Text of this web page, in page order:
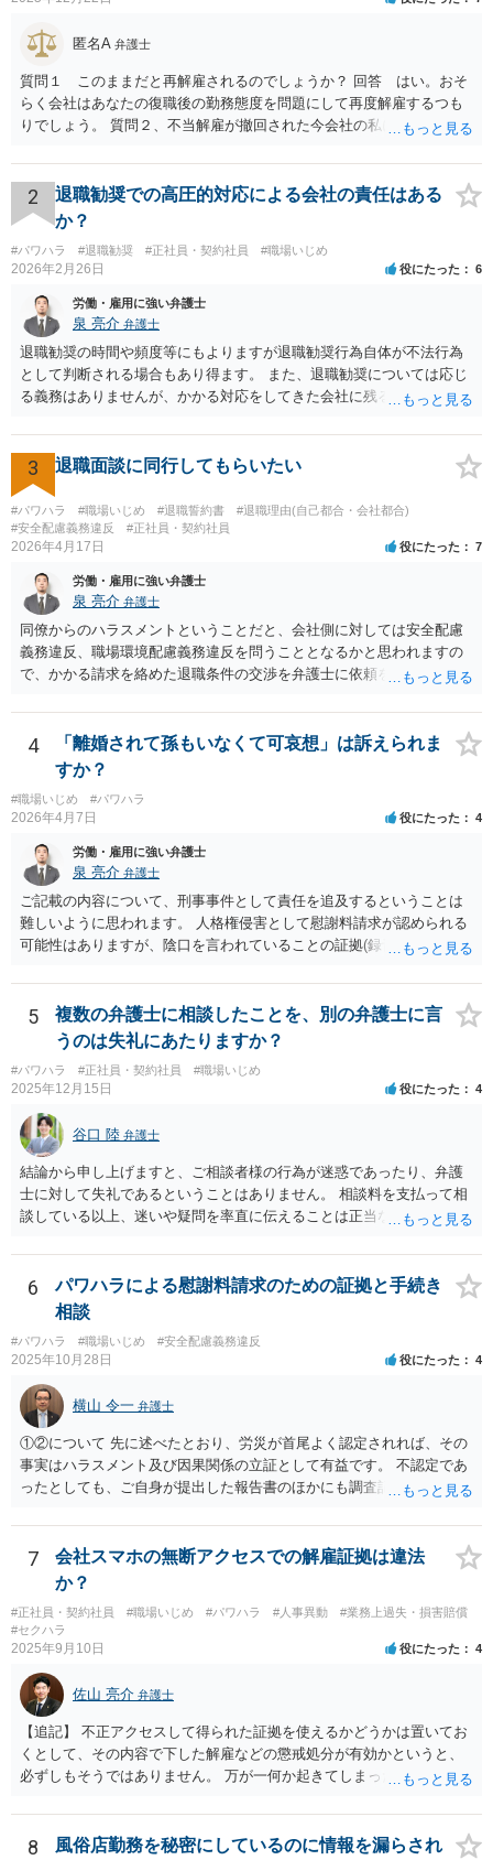
匿名A 弁護士
質問１ このままだと再解雇されるのでしょうか？ 回答 はい。おそ
らく会社はあなたの復職後の勤務態度を問題にして再度解雇するつも
りでしょう。 質問２、不当解雇が撤回された今会社の私に対する不当
をすることができるので、注意指導だけでは訴えることは難しいでし
ょう。ただ、その内容が注意指導に必要な程度を超えた「ハラスメン
ト」になっていれば、訴えることができます（不法行為に基づく損害
賠償請求訴訟）。ただし、賠償額は極めて低額でしょう。以前の解雇
の際弁護士に依頼しているのであれば、証拠収集などについてその先
生に早めに相談しておくことをお勧めします。 質問３、退職を合意と
する金銭解決を再度持ちかける事は有効ですが？ 回答 有効ではない
でしょう。一般に、会社はあなたに「自主退職」してほしいと考えて
嫌がらせをしています。ですので、「会社があなたにお金を払う」の
は抵抗するでしょう。あるいは極めて低額な解決金での退職となるで
しょう。また、自分から金銭解決を持ちかけるのは弱みを見せること
なので作戦的にもお勧めしません。「自分は絶対に辞めない！」とい
う態度を見せて、会社から金銭解決（退職勧奨による自主退職）を持
ち掛けさせるのがベストです。あらゆる交渉ごとに共通するセオリー
ですが、自分から持ち掛ければこちらの立場が弱くなり、相手から持
ち掛けさせればこちらの立場が強くなるのです。 補足 私のお勧め
は、個人で加入できる労働組合（ユニオンとか合同労組と呼ばれる労
働組合）に加入して団体交渉することです。本当は復職時に加入して
交渉できた）。ですが今からでも遅くありません。労働組合に入って
団体交渉し、その中で場合によっては金銭解決を目指すというのが良
いと思います。
2
退職勧奨での高圧的対応による会社の責任はある
か？
#パワハラ #退職勧奨 #正社員・契約社員 #職場いじめ
2026年2月26日 役にたった 6
労働・雇用に強い弁護士
泉 亮介 弁護士
退職勧奨の時間や頻度等にもよりますが退職勧奨行為自体が不法行為
として判断される場合もあり得ます。 また、退職勧奨については応じ
る義務はありませんが、かかる対応をしてきた会社に残るということ
奨に応じる代わりに金銭的な交渉をし、お金を払ってもらって会社を
辞めるということがよく行われるかと思われますので、そうした対応
も選択肢に入れても良いでしょう。 その場合、ご自身で会社と対応し
ていくことは難しいと思われますので弁護士への依頼を前提とするこ
ととなるかと思われます。
3 退職面談に同行してもらいたい
#パワハラ #職場いじめ #退職誓約書
#退職理由(自己都合・会社都合)
#安全配慮義務違反
#正社員・契約社員
2026年4月17日 役にたった 7
労働・雇用に強い弁護士
泉 亮介 弁護士
同僚からのハラスメントということだと、会社側に対しては安全配慮
義務違反、職場環境配慮義務違反を問うこととなるかと思われますの
で、かかる請求を絡めた退職条件の交渉を弁護士に依頼をされた方が
くなり全て弁護士が窓口となるため精神的な負担も軽くなるでしょ
う。
4
「離婚されて孫もいなくて可哀想」は訴えられま
すか？
#職場いじめ #パワハラ
2026年4月7日 役にたった 4
労働・雇用に強い弁護士
泉 亮介 弁護士
ご記載の内容について、刑事事件として責任を追及するということは
難しいように思われます。 人格権侵害として慰謝料請求が認められる
可能性はありますが、陰口を言われていることの証拠(録音等)が必要と
5
複数の弁護士に相談したことを、別の弁護士に言
うのは失礼にあたりますか？
#パワハラ #正社員・契約社員 #職場いじめ
2025年12月15日 役にたった 4
谷口 陸 弁護士
結論から申し上げますと、ご相談者様の行為が迷惑であったり、弁護
士に対して失礼であるということはありません。 相談料を支払って相
談している以上、迷いや疑問を率直に伝えることは正当な行為です。
に解決している中で個人を訴える案件は、法的・実務的にハードルが
高く、実益も乏しいと判断されやすいため、対応をためらう弁護士が
多いという事情があります。ただし、それを理由に怒鳴ったり感情的
に対応することは、適切とは言えません。 また、複数の弁護士に相談
すること自体も全く失礼ではありません。相性や考え方を見極めるた
めに意見を聞くことは、ごく自然なことです。 本件は「法的に可能
か」と「お気持ちの整理」との間で悩まれている状況と拝察します。
結果の見通しや実益を踏まえつつ、納得できる判断ができるよう、冷
静に話を聞いてくれる弁護士を選ばれることが大切だと思います。 少
しでもご参考になれば幸いです。
6
パワハラによる慰謝料請求のための証拠と手続き
相談
#パワハラ #職場いじめ #安全配慮義務違反
2025年10月28日 役にたった 4
横山 令一 弁護士
①②について 先に述べたとおり、労災が首尾よく認定されれば、その
事実はハラスメント及び因果関係の立証として有益です。 不認定であ
ったとしても、ご自身が提出した報告書のほかにも調査記録が残ると
請をしておくことをお勧めします。 ③について 「会社への請求を行わ
ない」という文言に上司個人を含むとは解釈しえませんので、お見込
みのとおり、上司個人への影響は考えられません。
7
会社スマホの無断アクセスでの解雇証拠は違法
か？
#正社員・契約社員 #職場いじめ #パワハラ #人事異動
#業務上過失・損害賠償
#セクハラ
2025年9月10日 役にたった 4
佐山 亮介 弁護士
【追記】 不正アクセスして得られた証拠を使えるかどうかは置いてお
くとして、その内容で下した解雇などの懲戒処分が有効かというと、
必ずしもそうではありません。 万が一何か起きてしまった場合は処分
8
風俗店勤務を秘密にしているのに情報を漏らされ